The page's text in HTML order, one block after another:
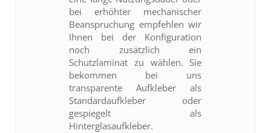
bei erhöhter mechanischer
Beanspruchung empfehlen wir
Ihnen bei der Konfiguration
noch zusätzlich ein
Schutzlaminat zu wählen. Sie
bekommen bei uns
transparente Aufkleber als
Standardaufkleber oder
gespiegelt als
Hinterglasaufkleber.